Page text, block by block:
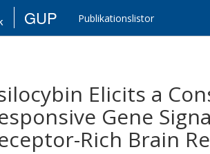
GUP Publikationslistor
Elicits a
Gene
Rich Brain